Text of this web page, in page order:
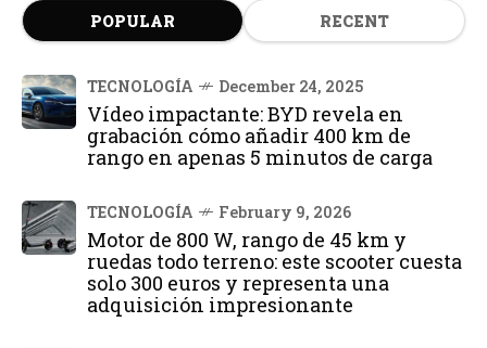
POPULAR RECENT
TECNOLOGÍA December 24, 2025
Vídeo impactante: BYD revela en
grabación cómo añadir 400 km de
rango en apenas 5 minutos de carga
TECNOLOGÍA February 9, 2026
Motor de 800 W, rango de 45 km y
ruedas todo terreno: este scooter cuesta
solo 300 euros y representa una
adquisición impresionante